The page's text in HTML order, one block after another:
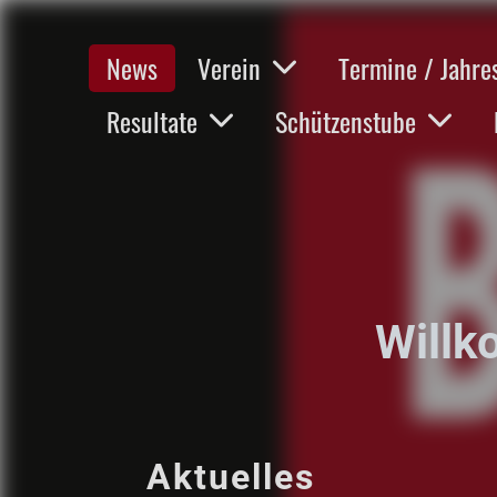
News Verein
Termine /
Resultate
Schützenstube
Aktuelles